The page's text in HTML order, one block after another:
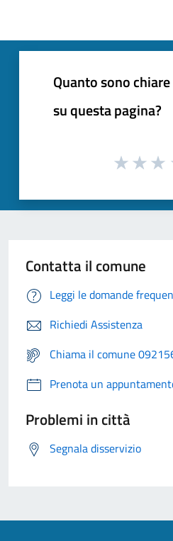
Quanto sono
su questa pagina?
Contatta il comune
Leggi le domande
Richiedi Assistenza
Chiama il comune
Prenota un
Problemi in città
Segnala disservizio